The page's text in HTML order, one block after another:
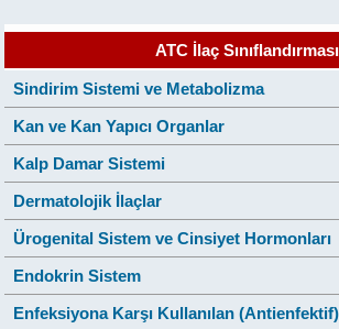
ATC İlaç Sınıflandırması
Sindirim Sistemi ve Metabolizma
Kan ve Kan Yapıcı Organlar
Kalp Damar Sistemi
Dermatolojik İlaçlar
Ürogenital Sistem ve Cinsiyet Hormonları
Endokrin Sistem
Enfeksiyona Karşı Kullanılan